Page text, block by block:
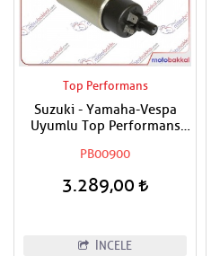
Top Performans
Suzuki - Yamaha-Vespa
Uyumlu Top Performans
PB00900
3.289,00
İNCELE